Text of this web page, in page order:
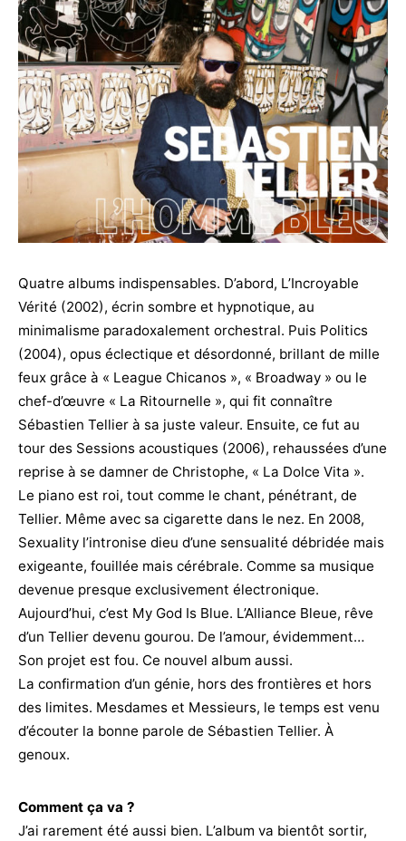
Quatre albums indispensables. D’abord, L’Incroyable
Vérité (2002), écrin sombre et hypnotique, au
minimalisme paradoxalement orchestral. Puis Politics
(2004), opus éclectique et désordonné, brillant de mille
feux grâce à « League Chicanos », « Broadway » ou le
chef-d’œuvre « La Ritournelle », qui fit connaître
Sébastien Tellier à sa juste valeur. Ensuite, ce fut au
tour des Sessions acoustiques (2006), rehaussées d’une
reprise à se damner de Christophe, « La Dolce Vita ».
Le piano est roi, tout comme le chant, pénétrant, de
Tellier. Même avec sa cigarette dans le nez. En 2008,
Sexuality l’intronise dieu d’une sensualité débridée mais
exigeante, fouillée mais cérébrale. Comme sa musique
devenue presque exclusivement électronique.
Aujourd’hui, c’est My God Is Blue. L’Alliance Bleue, rêve
d’un Tellier devenu gourou. De l’amour, évidemment…
Son projet est fou. Ce nouvel album aussi.
La confirmation d’un génie, hors des frontières et hors
des limites. Mesdames et Messieurs, le temps est venu
d’écouter la bonne parole de Sébastien Tellier. À
genoux.
Comment ça va ?
J’ai rarement été aussi bien. L’album va bientôt sortir,